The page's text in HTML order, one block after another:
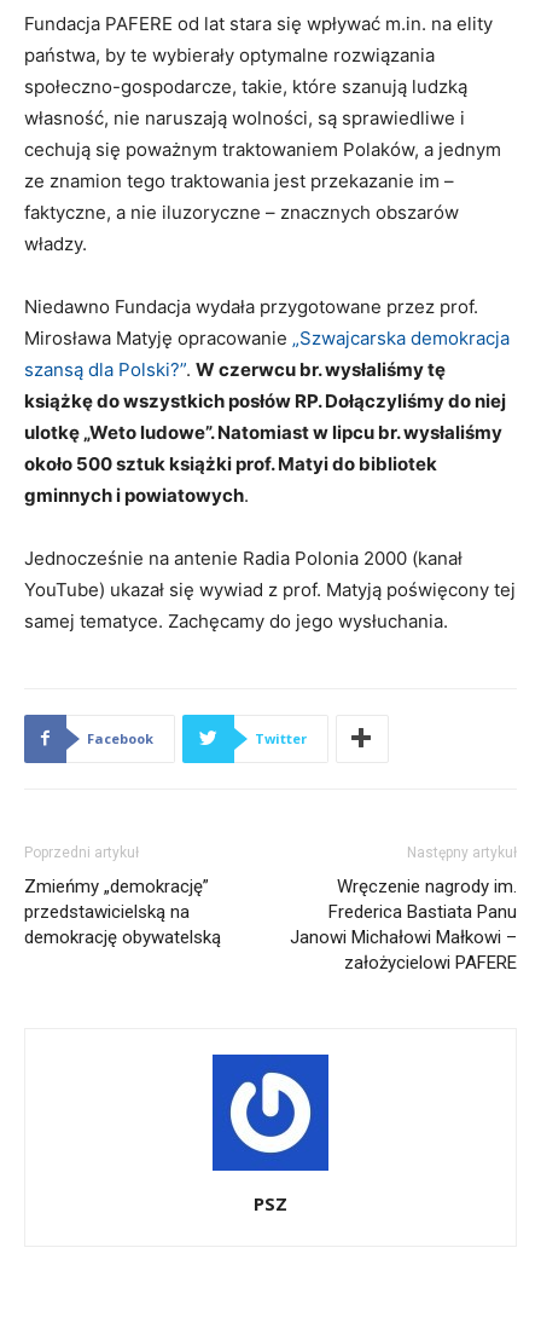
Fundacja PAFERE od lat stara się wpływać m.in. na elity
państwa, by te wybierały optymalne rozwiązania
społeczno-gospodarcze, takie, które szanują ludzką
własność, nie naruszają wolności, są sprawiedliwe i
cechują się poważnym traktowaniem Polaków, a jednym
ze znamion tego traktowania jest przekazanie im –
faktyczne, a nie iluzoryczne – znacznych obszarów
władzy.
Niedawno Fundacja wydała przygotowane przez prof.
Mirosława Matyję opracowanie „Szwajcarska demokracja
szansą dla Polski?”. W czerwcu br. wysłaliśmy tę
książkę do wszystkich posłów RP. Dołączyliśmy do niej
ulotkę „Weto ludowe”. Natomiast w lipcu br. wysłaliśmy
około 500 sztuk książki prof. Matyi do bibliotek
gminnych i powiatowych.
Jednocześnie na antenie Radia Polonia 2000 (kanał
YouTube) ukazał się wywiad z prof. Matyją poświęcony tej
samej tematyce. Zachęcamy do jego wysłuchania.
Facebook Twitter
Poprzedni artykuł
Zmieńmy „demokrację”
przedstawicielską na
demokrację obywatelską
Następny artykuł
Wręczenie nagrody im.
Frederica Bastiata Panu
Janowi Michałowi Małkowi –
założycielowi PAFERE
PSZ